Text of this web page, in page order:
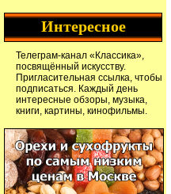
Интересное
Телеграм-канал «Классика»,
посвящённый искусству.
Пригласительная ссылка, чтобы
подписаться. Каждый день
интересные обзоры, музыка,
книги, картины, кинофильмы.